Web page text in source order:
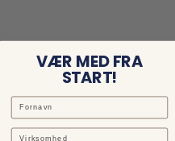
VÆR MED FRA
START!